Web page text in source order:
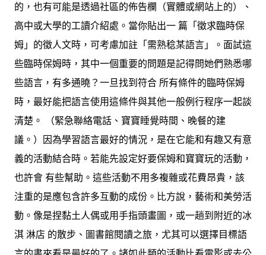
的，也有可能是透過社區的佈告欄（實體或網站上的）、
高中或大學的工讀介紹處。當你貼出一 篇「徵求臨時保
姆」的徵人文時，可考慮加註「需熟稔某語言」。面試這
些臨時保姆時，其中一個重要的問題是記得問她們熟悉哪
些語言，有多通曉？一旦找到符合 所有條件的臨時保姆
時，最好能把語言使用這條件與其他一般例行程序一起談
清楚。 （緊急聯絡電話、寶寶睡覺時間、晚餐的建
議。）因為學習語言最好的情況，是在它能和有趣又有意
義的活動結合時。若能先設定好要保姆和寶寶玩的活動，
也許會 有些幫助。這些活動不用多複雜或花費昂貴，該
注重的是應包含許多互動的成份。比方說，藝術和美勞活
動。像是捏黏土人偶或用手指頭畫圖，或一趟到附近的冰
淇 淋店 的散步、圖書館閱讀之旅，尤其可以選擇目標語